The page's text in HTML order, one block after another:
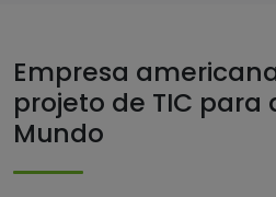
Empresa
projeto de TIC para
Mundo